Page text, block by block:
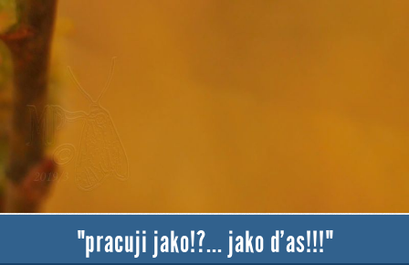
"pracuji jako!?... jako ďas!!!"